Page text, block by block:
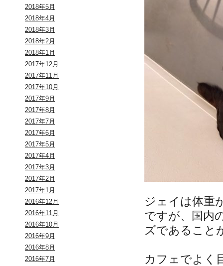
2018年5月
2018年4月
2018年3月
2018年2月
2018年1月
2017年12月
2017年11月
2017年10月
2017年9月
2017年8月
2017年7月
2017年6月
2017年5月
2017年4月
2017年3月
2017年2月
2017年1月
2016年12月
2016年11月
2016年10月
2016年9月
2016年8月
2016年7月
ジェイは体重
ですが、国内
ズであること
カフェでよく